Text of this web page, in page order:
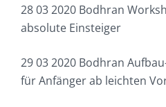
28 03 2020 Bodhran
absolute Einsteiger
29 03 2020 Bodhran
für Anfänger ab leichten